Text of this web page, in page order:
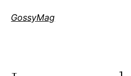
GossyMag